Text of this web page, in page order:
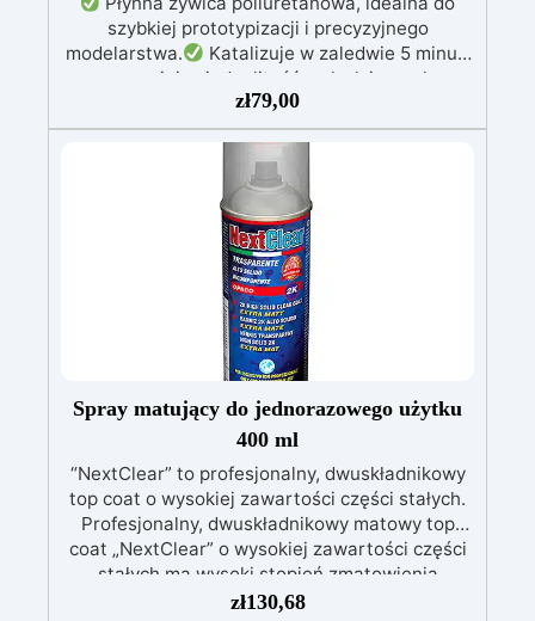
szybkiej prototypizacji i precyzyjnego
modelarstwa.
Katalizuje w zaledwie 5 minut,
zapewniając jednolitość, połysk i wysoką
Idealna do form silikonowych,
odlewów, modelarstwa i szybkiej prototypizacji.
Wysoka twardość, doskonała do
szczegółowych i trwałych projektów.
beżowy, ale możliwa do barwienia zarówno w
stanie płynnej, jak i stałej formy.
zł79,00
Spray matujący do jednorazowego użytku
400 ml
“NextClear” to profesjonalny, dwuskładnikowy
top coat o wysokiej zawartości części stałych.
Profesjonalny, dwuskładnikowy matowy top
coat „NextClear” o wysokiej zawartości części
stałych ma wysoki stopień zmatowienia
(stopień połysku 9-12) i jest wysoce odporny na
zł130,68